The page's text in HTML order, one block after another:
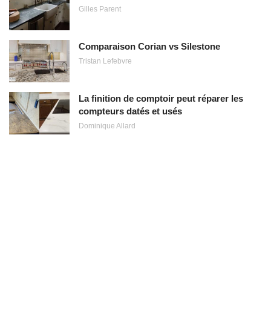
Gilles Parent
Comparaison Corian vs Silestone
Tristan Lefebvre
La finition de comptoir peut réparer les
compteurs datés et usés
Dominique Allard